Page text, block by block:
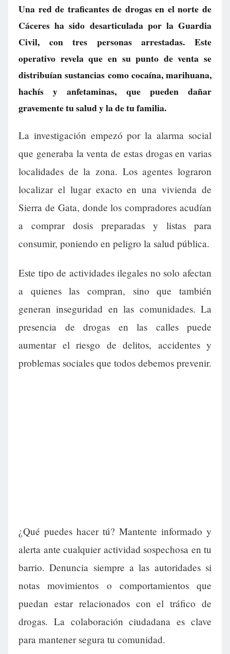
Una red de traficantes de drogas en el norte de
Cáceres ha sido desarticulada por la Guardia
Civil, con tres personas arrestadas. Este
operativo revela que en su punto de venta se
distribuían sustancias como cocaína, marihuana,
hachís y anfetaminas, que pueden dañar
gravemente tu salud y la de tu familia.
La investigación empezó por la alarma social
que generaba la venta de estas drogas en varias
localidades de la zona. Los agentes lograron
localizar el lugar exacto en una vivienda de
Sierra de Gata, donde los compradores acudían
a comprar dosis preparadas y listas para
consumir, poniendo en peligro la salud pública.
Este tipo de actividades ilegales no solo afectan
a quienes las compran, sino que también
generan inseguridad en las comunidades. La
presencia de drogas en las calles puede
aumentar el riesgo de delitos, accidentes y
problemas sociales que todos debemos prevenir.
¿Qué puedes hacer tú? Mantente informado y
alerta ante cualquier actividad sospechosa en tu
barrio. Denuncia siempre a las autoridades si
notas movimientos o comportamientos que
puedan estar relacionados con el tráfico de
drogas. La colaboración ciudadana es clave
para mantener segura tu comunidad.